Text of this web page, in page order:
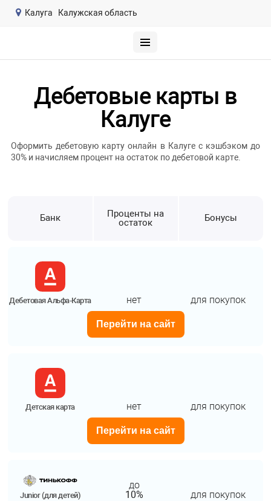
Калуга Калужская область
Дебетовые карты в
Калуге
Оформить дебетовую карту онлайн в Калуге с кэшбэком до
30% и начисляем процент на остаток по дебетовой карте.
Банк
Проценты на
остаток
Бонусы
Дебетовая Альфа-Карта нет для покупок
Перейти на сайт
Детская карта нет для покупок
Перейти на сайт
Junior (для детей)
до
10%
для покупок